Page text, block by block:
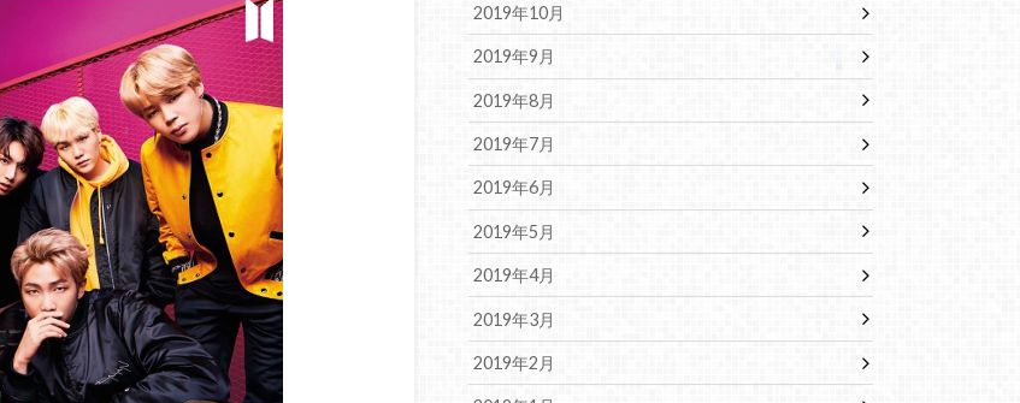
2019年10月
2019年9月
2019年8月
2019年7月
2019年6月
2019年5月
2019年4月
2019年3月
2019年2月